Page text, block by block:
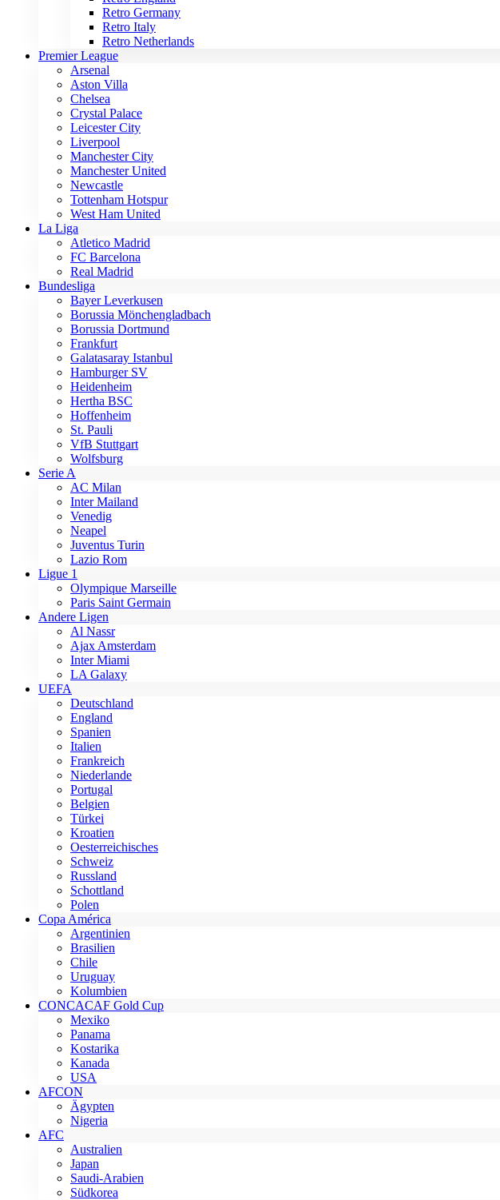
Retro Germany
Retro Italy
Retro Netherlands
Premier League
Arsenal
Aston Villa
Chelsea
Crystal Palace
Leicester City
Liverpool
Manchester City
Manchester United
Newcastle
Tottenham Hotspur
West Ham United
La Liga
Atletico Madrid
FC Barcelona
Real Madrid
Bundesliga
Bayer Leverkusen
Borussia Mönchengladbach
Borussia Dortmund
Frankfurt
Galatasaray Istanbul
Hamburger SV
Heidenheim
Hertha BSC
Hoffenheim
St. Pauli
VfB Stuttgart
Wolfsburg
Serie A
AC Milan
Inter Mailand
Venedig
Neapel
Juventus Turin
Lazio Rom
Ligue 1
Olympique Marseille
Paris Saint Germain
Andere Ligen
Al Nassr
Ajax Amsterdam
Inter Miami
LA Galaxy
UEFA
Deutschland
England
Spanien
Italien
Frankreich
Niederlande
Portugal
Belgien
Türkei
Kroatien
Oesterreichisches
Schweiz
Russland
Schottland
Polen
Copa América
Argentinien
Brasilien
Chile
Uruguay
Kolumbien
CONCACAF Gold Cup
Mexiko
Panama
Kostarika
Kanada
USA
AFCON
Ägypten
Nigeria
AFC
Australien
Japan
Saudi-Arabien
Südkorea